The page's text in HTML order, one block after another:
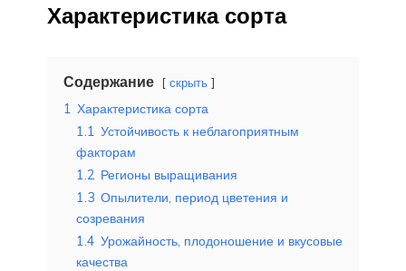
Характеристика сорта
Содержание скрыть
1 Характеристика сорта
1.1 Устойчивость к неблагоприятным
факторам
1.2 Регионы выращивания
1.3 Опылители, период цветения и
созревания
1.4 Урожайность, плодоношение и вкусовые
качества